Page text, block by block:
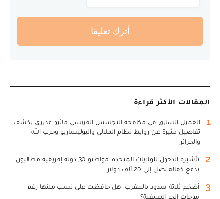
أترك تعليقا
المقالات الأكثر قراءة
1
العميل السابق في مكافحة التجسس الفرنسي ماثيو غديري يكشف
تفاصيل مثيرة عن روابط نظام الملالي والبوليساريو وحزب الله
والجزائر
2
تأشيرة الدخول للولايات المتحدة: مواطنو 30 دولة إفريقية مطالبون
بدفع كفالة تصل إلى 20 ألف دولار
3
أضخم ثلاثة سدود بالمغرب: هل حافظت على نسب ملئها رغم
موجات الحر الصيفية؟